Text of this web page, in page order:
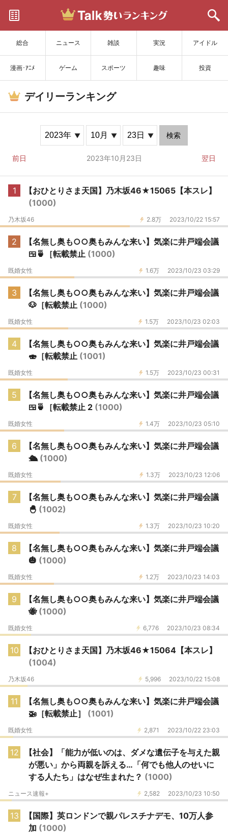
総合 ニュース 雑談 実況 アイドル
漫画･ｱﾆﾒ ゲーム スポーツ 趣味 投資
サイトを更新
デイリーランキング
検索
前日 2023年10月23日 翌日
1
【おひとりさま天国】乃木坂46★15065【本スレ】
(1000)
2.8万 2023/10/22 15:57
乃木坂46
2
【名無し奥も○○奥もみんな来い】気楽に井戸端会議
🍱🍵［転載禁止 (1000)
1.6万 2023/10/23 03:29
既婚女性
3
【名無し奥も○○奥もみんな来い】気楽に井戸端会議
🐶［転載禁止 (1000)
1.5万 2023/10/23 02:03
既婚女性
4
【名無し奥も○○奥もみんな来い】気楽に井戸端会議
🍣［転載禁止 (1001)
1.5万 2023/10/23 00:31
既婚女性
5
【名無し奥も○○奥もみんな来い】気楽に井戸端会議
🍱🍵［転載禁止 2 (1000)
1.4万 2023/10/23 05:10
既婚女性
6
【名無し奥も○○奥もみんな来い】気楽に井戸端会議
🛳️ (1000)
1.3万 2023/10/23 12:06
既婚女性
7
【名無し奥も○○奥もみんな来い】気楽に井戸端会議
🐣 (1002)
1.3万 2023/10/23 10:20
既婚女性
8
【名無し奥も○○奥もみんな来い】気楽に井戸端会議
🎃 (1000)
1.2万 2023/10/23 14:03
既婚女性
9
【名無し奥も○○奥もみんな来い】気楽に井戸端会議
🐝 (1000)
6,776 2023/10/23 08:34
既婚女性
10
【おひとりさま天国】乃木坂46★15064【本スレ】
(1004)
5,996 2023/10/22 15:08
乃木坂46
11
【名無し奥も○○奥もみんな来い】気楽に井戸端会議
🚁［転載禁止］ (1001)
2,871 2023/10/22 23:03
既婚女性
12
【社会】「能力が低いのは、ダメな遺伝子を与えた親
が悪い」から両親を訴える…「何でも他人のせいに
する人たち」はなぜ生まれた？ (1000)
2,582 2023/10/23 10:50
ニュース速報+
13
【国際】英ロンドンで親パレスチナデモ、10万人参
加 (1000)